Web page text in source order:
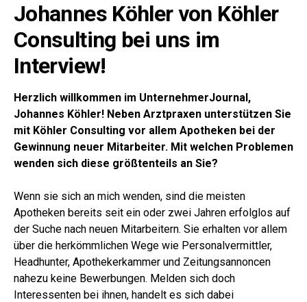
Johannes Köhler von Köhler
Consulting bei uns im
Interview!
Herzlich willkommen im UnternehmerJournal,
Johannes Köhler! Neben Arztpraxen unterstützen Sie
mit Köhler Consulting vor allem Apotheken bei der
Gewinnung neuer Mitarbeiter. Mit welchen Problemen
wenden sich diese größtenteils an Sie?
Wenn sie sich an mich wenden, sind die meisten
Apotheken bereits seit ein oder zwei Jahren erfolglos auf
der Suche nach neuen Mitarbeitern. Sie erhalten vor allem
über die herkömmlichen Wege wie Personalvermittler,
Headhunter, Apothekerkammer und Zeitungsannoncen
nahezu keine Bewerbungen. Melden sich doch
Interessenten bei ihnen, handelt es sich dabei